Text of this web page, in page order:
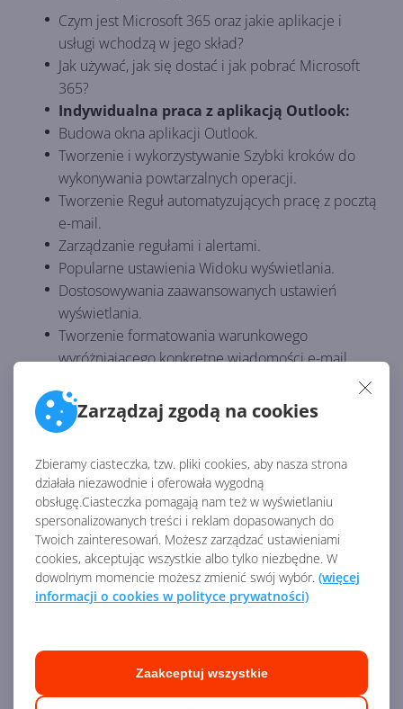
Zarządzaj zgodą na cookies
Zbieramy ciasteczka, tzw. pliki cookies, aby nasza strona
działała niezawodnie i oferowała wygodną
obsługę.Ciasteczka pomagają nam też w wyświetlaniu
spersonalizowanych treści i reklam dopasowanych do
Twoich zainteresowań. Możesz zarządzać ustawieniami
cookies, akceptując wszystkie albo tylko niezbędne. W
dowolnym momencie możesz zmienić swój wybór. (więcej
informacji o cookies w polityce prywatności)
Zaakceptuj wszystkie
Czym jest Microsoft 365 oraz jakie aplikacje i
usługi wchodzą w jego skład?
Jak używać, jak się dostać i jak pobrać Microsoft
365?
Indywidualna praca z aplikacją Outlook:
Budowa okna aplikacji Outlook.
Tworzenie i wykorzystywanie Szybki kroków do
wykonywania powtarzalnych operacji.
Tworzenie Reguł automatyzujących pracę z pocztą
e-mail.
Zarządzanie regułami i alertami.
Popularne ustawienia Widoku wyświetlania.
Dostosowywania zaawansowanych ustawień
wyświetlania.
Tworzenie formatowania warunkowego
wyróżniającego konkretne wiadomości e-mail.
Kalendarz jako podstawowe narzędzie do
tworzenia harmonogramu pracy.
automatycznego wysyłania wiadomości e-mail.
Wykorzystywanie Asystenta planowania do
sprawdzania dostępności osób i zasobów.
Ustalanie spotkań, konferencji i innych wydarzeń.
Tworzenie nowych kalendarzy.
Zarządzanie pomieszczeniami oraz zasobami
przez kalendarz w Outlook.
Dodawanie zadań do Mojego dnia, Ważnych oraz
Zaplanowanych w To Do.
Tworzenie nowych list zadań w To Do.